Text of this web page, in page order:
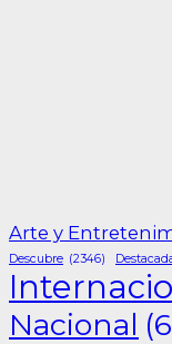
Arte y
Descubre (2346)
Nacional